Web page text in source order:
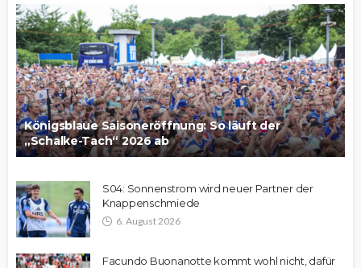
Königsblaue Saisoneröffnung: So läuft der
„Schalke-Tach“ 2026 ab
S04: Sonnenstrom wird neuer Partner der
Knappenschmiede
6. August 2026
Facundo Buonanotte kommt wohl nicht, dafür